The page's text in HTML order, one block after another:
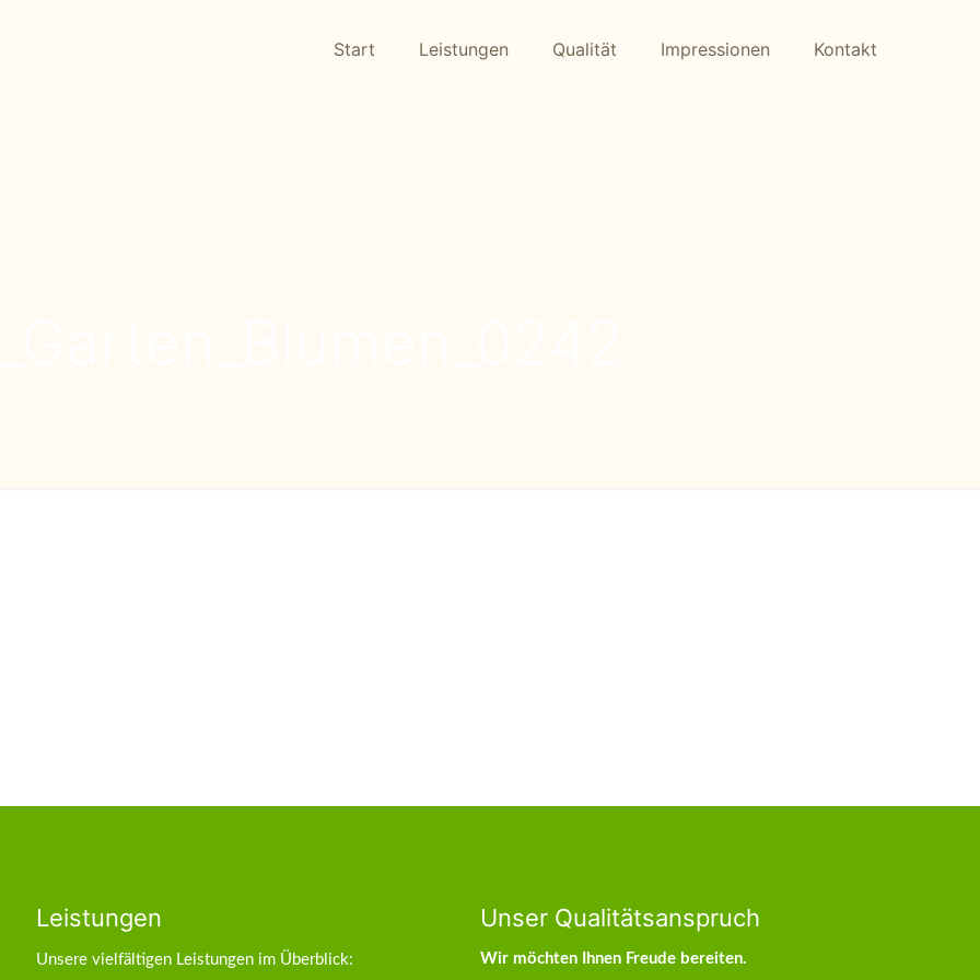
Start Leistungen Qualität Impressionen Kontakt
Leistungen
Unsere vielfältigen Leistungen im Überblick:
Unser Qualitätsanspruch
Wir möchten Ihnen Freude bereiten.